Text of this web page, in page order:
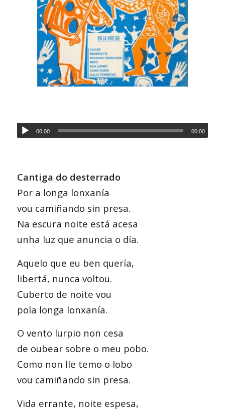
00:00 00:00
Cantiga do desterrado
Por a longa lonxanía
vou camiñando sin presa.
Na escura noite está acesa
unha luz que anuncia o día.
Aquelo que eu ben quería,
libertá, nunca voltou.
Cuberto de noite vou
pola longa lonxanía.
O vento lurpio non cesa
de oubear sobre o meu pobo.
Como non lle temo o lobo
vou camiñando sin presa.
Vida errante, noite espesa,